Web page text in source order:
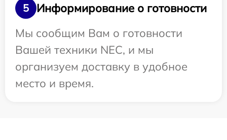
5
Информирование о готовности
Мы сообщим Вам о готовности
Вашей техники NEC, и мы
организуем доставку в удобное
место и время.